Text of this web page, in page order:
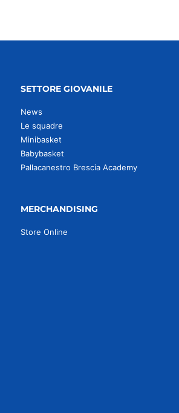
SETTORE GIOVANILE
News
Le squadre
Minibasket
Babybasket
Pallacanestro Brescia Academy
MERCHANDISING
Store Online